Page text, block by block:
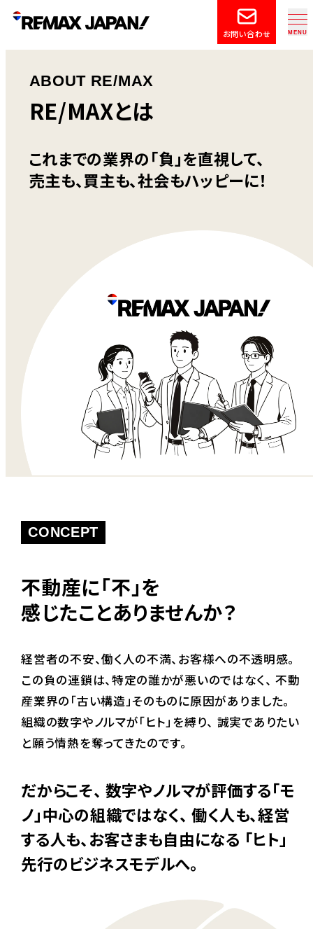
お問い合わせ
ABOUT RE/MAX
RE/MAXとは
これまでの業界の「負」を直視して、
売主も、買主も、社会もハッピーに！
CONCEPT
不動産に「不」を
感じたことありませんか？
経営者の不安、働く人の不満、お客様への不透明感。
この負の連鎖は、特定の誰かが悪いのではなく、 不動
産業界の「古い構造」そのものに原因がありました。
組織の数字やノルマが「ヒト」を縛り、 誠実でありたい
と願う情熱を奪ってきたのです。
だからこそ、 数字やノルマが評価する「モ
ノ」中心の組織ではなく、 働く人も、経営
する人も、お客さまも自由になる 「ヒト」
先行のビジネスモデルへ。